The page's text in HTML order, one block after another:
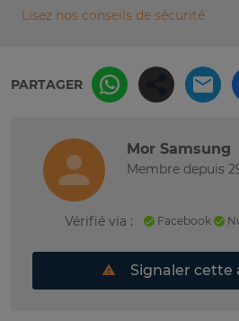
Lisez nos conseils de sécurité
PARTAGER
Mor Samsung
Membre depuis
Vérifié via : Facebook
Signaler cette